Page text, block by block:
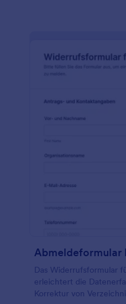
Abmeldeformular
Das Widerrufsformular
erleichtert die
Korrektur von